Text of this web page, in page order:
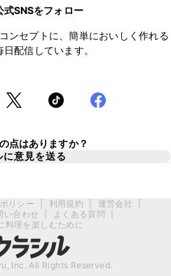
式SNSをフォロー
ンセプトに、簡単においしく作れる
配信しています。
点はありますか？
に意見を送る
リシー 利用規約 運営会社
い合わせ
よくある質問
料理を楽しむために
Inc. All Rights Reserved.